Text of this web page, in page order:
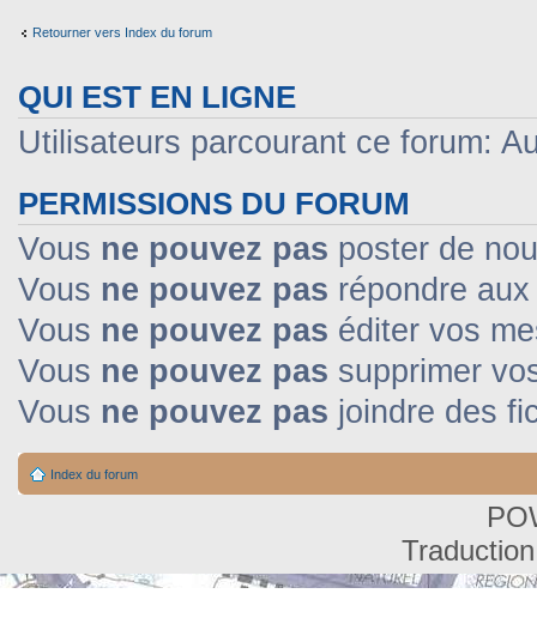
Retourner vers Index du forum
QUI EST EN LIGNE
Utilisateurs parcourant ce forum:
PERMISSIONS DU FORUM
Vous ne pouvez pas poster de
Vous ne pouvez pas répondre
Vous ne pouvez pas éditer vos
Vous ne pouvez pas supprimer
Vous ne pouvez pas joindre des
Index du forum